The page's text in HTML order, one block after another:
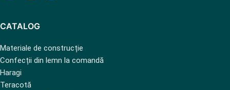
CATALOG
Materiale de construcție
Confecții din lemn la comandă
Haragi
Teracotă